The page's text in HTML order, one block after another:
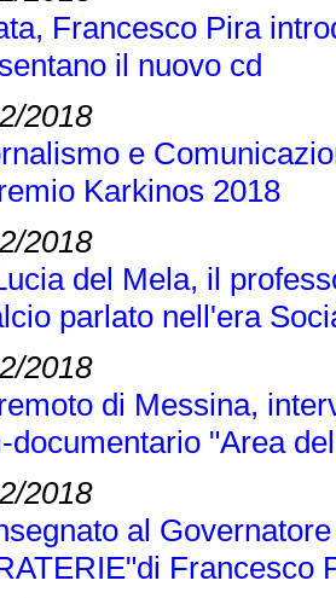
Francesco Pira
il nuovo cd
2018
e
Karkinos 2018
2018
del Mela, il
parlato nell'era
2018
di Messina,
documentario "Area
2018
al
Francesco